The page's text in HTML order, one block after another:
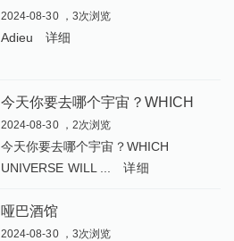
2024-08-30 ，3次浏览
Adieu 详细
2024-08-30 ，2次浏览
今天你要去哪个宇宙？WHICH
UNIVERSE WILL ...
详细
哑巴酒馆
2024-08-30 ，3次浏览